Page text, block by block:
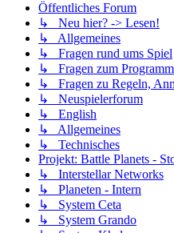
Öffentliches Forum
↳ Neu hier? -> Lesen!
↳ Allgemeines
↳ Fragen rund ums Spiel
↳ Fragen zum
↳ Fragen zu Regeln,
↳ Neuspielerforum
↳ English
↳ Allgemeines
↳ Technisches
Projekt: Battle Planets -
↳ Interstellar Networks
↳ Planeten - Intern
↳ System Ceta
↳ System Grando